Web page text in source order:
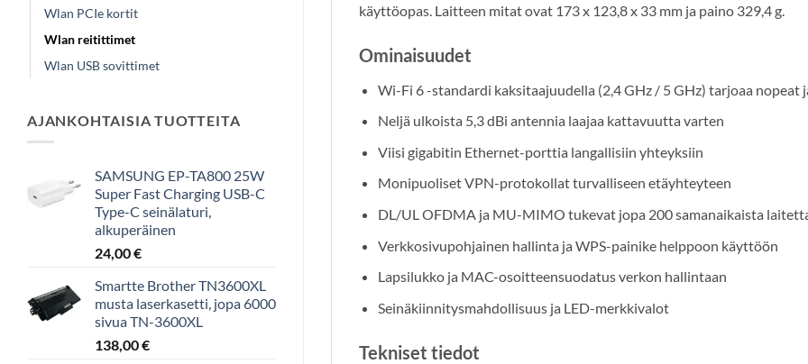
Wlan PCIe kortit
Wlan reitittimet
Wlan USB sovittimet
AJANKOHTAISIA TUOTTEITA
SAMSUNG EP-TA800 25W
Super Fast Charging USB-C
Type-C seinälaturi,
alkuperäinen
24,00€
Smartte Brother TN3600XL
musta laserkasetti, jopa 6000
sivua TN-3600XL
138,00€
käyttöopas. Laitteen mitat ovat 173 x 123,8 x 33 mm ja paino 329,4 g.
Ominaisuudet
Wi-Fi 6 -standardi kaksitaajuudella (2,4 GHz / 5 GHz) tarjoaa
Neljä ulkoista 5,3 dBi antennia laajaa kattavuutta varten
Viisi gigabitin Ethernet-porttia langallisiin yhteyksiin
Monipuoliset VPN-protokollat turvalliseen etäyhteyteen
DL/UL OFDMA ja MU-MIMO tukevat jopa 200 samanaikaista
Verkkosivupohjainen hallinta ja WPS-painike helppoon käyttöön
Lapsilukko ja MAC-osoitteensuodatus verkon hallintaan
Seinäkiinnitysmahdollisuus ja LED-merkkivalot
Tekniset tiedot